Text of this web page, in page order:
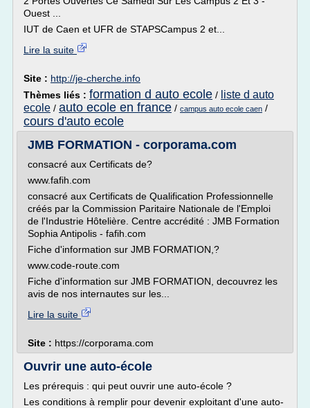
Ouest ...
IUT de Caen et UFR de STAPSCampus 2 et...
Lire la suite
Site : http://je-cherche.info
Thèmes liés : formation d auto ecole / liste d auto
ecole / auto ecole en france / campus auto ecole caen /
cours d'auto ecole
JMB FORMATION - corporama.com
consacré aux Certificats de?
www.fafih.com
consacré aux Certificats de Qualification Professionnelle
créés par la Commission Paritaire Nationale de l'Emploi
de l'Industrie Hôtelière. Centre accrédité : JMB Formation
Sophia Antipolis - fafih.com
Fiche d'information sur JMB FORMATION,?
www.code-route.com
Fiche d'information sur JMB FORMATION, decouvrez les
avis de nos internautes sur les...
Lire la suite
Site : https://corporama.com
Ouvrir une auto-école
Les prérequis : qui peut ouvrir une auto-école ?
Les conditions à remplir pour devenir exploitant d'une auto-